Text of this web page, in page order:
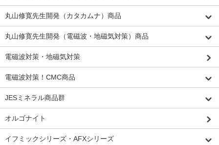
丸山修寛先生開発（カタカムナ）商品
丸山修寛先生開発（電磁波・地磁気対策）商品
電磁波対策・地磁気対策
電磁波対策！CMC商品
JESミネラル商品群
オルゴナイト
イフミックシリーズ・AFXシリーズ